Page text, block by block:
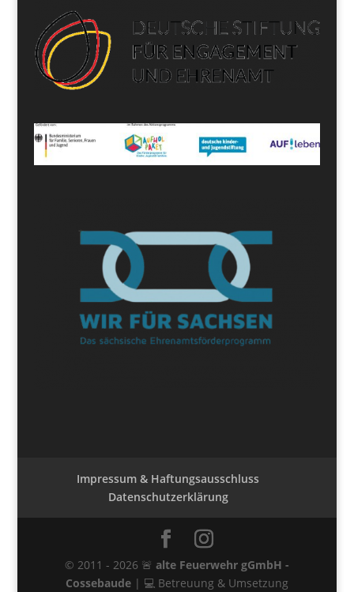
Impressum & Haftungsausschluss
Datenschutzerklärung
© 2011 - 2026 🚨 alte Feuerwehr gGmbH -
Cossebaude| 💻 Betreuung & Umsetzung